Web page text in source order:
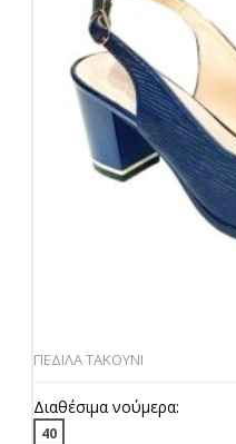
ΠΕΔΙΛΑ ΤΑΚΟΥΝΙ
Διαθέσιμα νούμερα:
40